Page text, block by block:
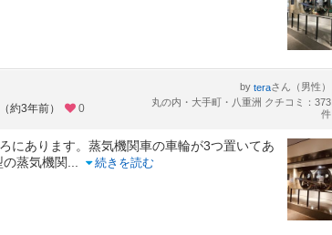
約3年前） 0
by teraさん（男性）
丸の内・大手町・八重洲 クチコミ：373
件
にあります。蒸気機関車の車輪が3つ置いてあ
の蒸気機関
続きを読む